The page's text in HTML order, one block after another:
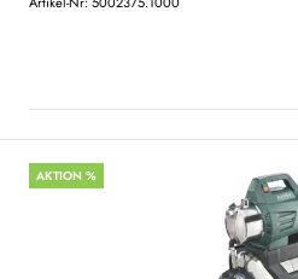
AKTION %